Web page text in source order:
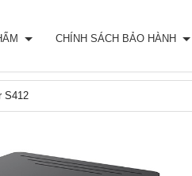
CHÍNH SÁCH BẢO HÀNH
S412